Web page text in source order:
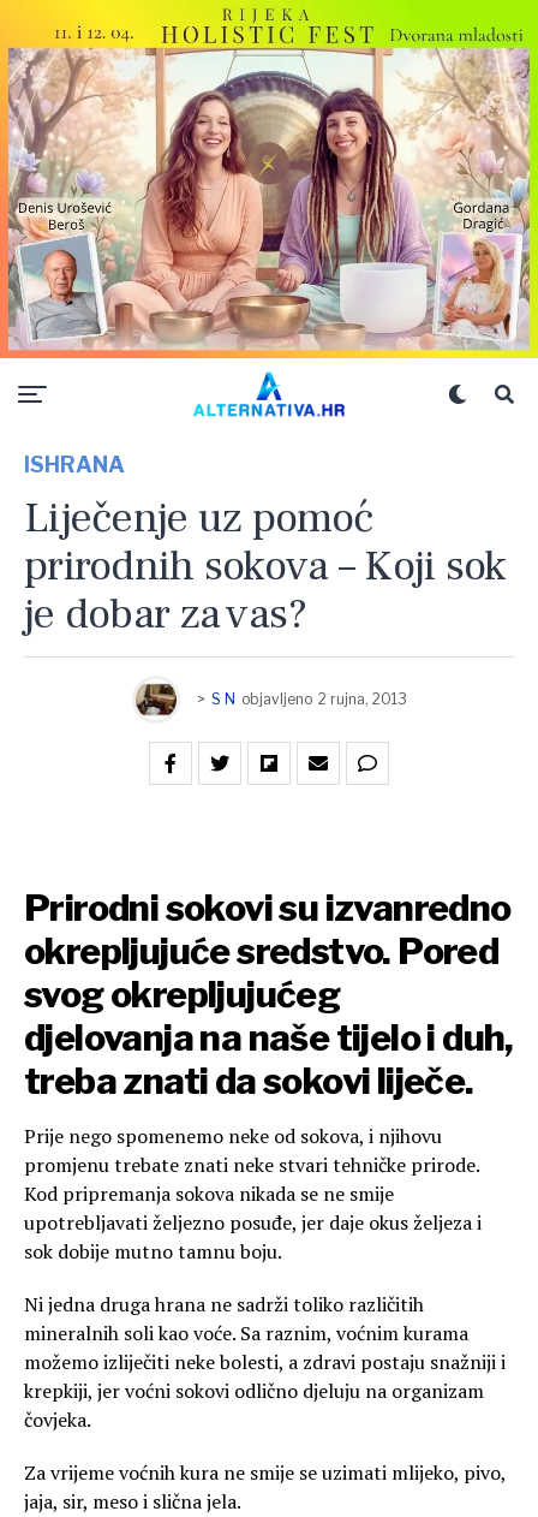
ISHRANA
Liječenje uz pomoć
prirodnih sokova – Koji sok
je dobar za vas?
> S N objavljeno 2 rujna, 2013
Prirodni sokovi su izvanredno
okrepljujuće sredstvo. Pored
svog okrepljujućeg
djelovanja na naše tijelo i duh,
treba znati da sokovi liječe.
Prije nego spomenemo neke od sokova, i njihovu
promjenu trebate znati neke stvari tehničke prirode.
Kod pripremanja sokova nikada se ne smije
upotrebljavati željezno posuđe, jer daje okus željeza i
sok dobije mutno tamnu boju.
Ni jedna druga hrana ne sadrži toliko različitih
mineralnih soli kao voće. Sa raznim, voćnim kurama
možemo izliječiti neke bolesti, a zdravi postaju snažniji i
krepkiji, jer voćni sokovi odlično djeluju na organizam
čovjeka.
Za vrijeme voćnih kura ne smije se uzimati mlijeko, pivo,
jaja, sir, meso i slična jela.